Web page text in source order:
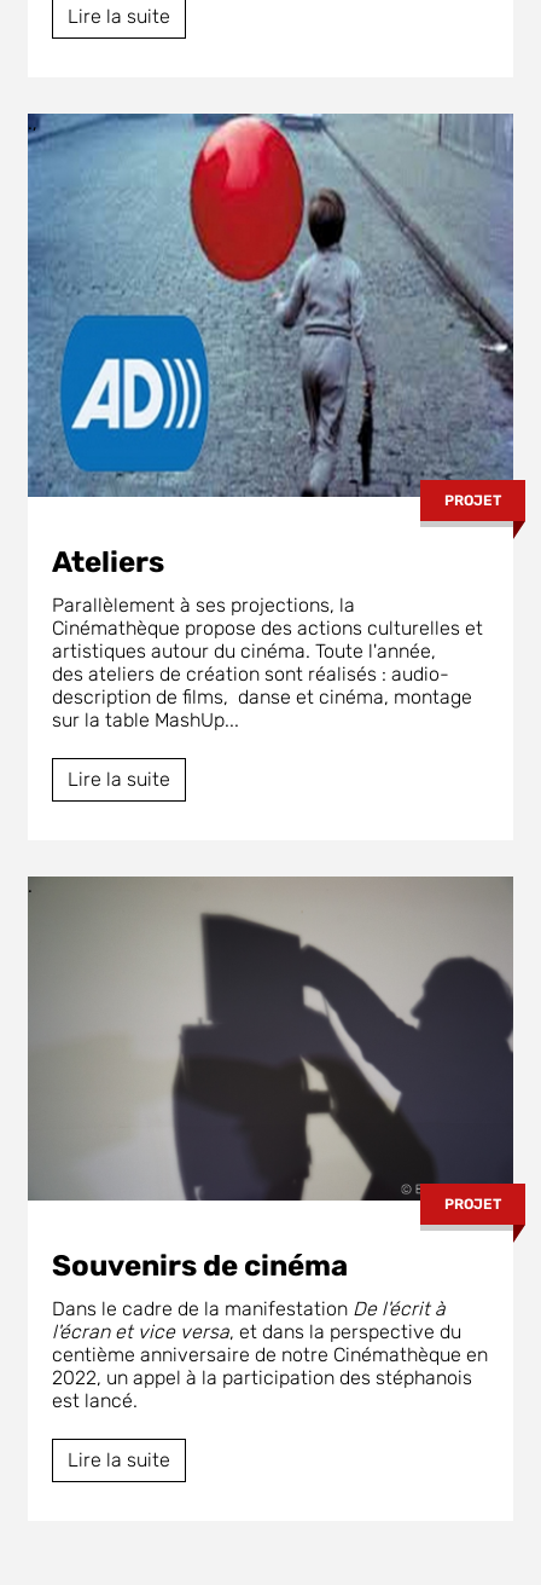
Lire la suite
.,
PROJET
Ateliers
Parallèlement à ses projections, la
Cinémathèque propose des actions culturelles et
artistiques autour du cinéma. Toute l'année,
des ateliers de création sont réalisés : audio-
description de films, danse et cinéma, montage
sur la table MashUp...
Lire la suite
.
PROJET
Souvenirs de cinéma
Dans le cadre de la manifestation De l'écrit à
l'écran et vice versa, et dans la perspective du
centième anniversaire de notre Cinémathèque en
2022, un appel à la participation des stéphanois
est lancé.
Lire la suite